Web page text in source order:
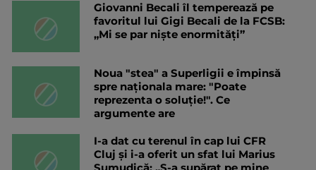
Giovanni Becali îl temperează pe
favoritul lui Gigi Becali de la FCSB:
„Mi se par niște enormități”
Noua "stea" a Superligii e împinsă
spre naționala mare: "Poate
reprezenta o soluție!". Ce
argumente are
I-a dat cu terenul în cap lui CFR
Cluj și i-a oferit un sfat lui Marius